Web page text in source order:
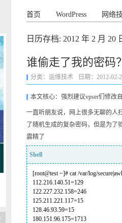
首页 WordPress 网络
日历存档: 2012 年 2 月 20
谁偷走了我的密码
分类： 运维技术 日期：2012-02-
本文核心：强烈建议vpser们修改
一直听朋友说，网上很多无聊的人
了随机生成的复杂密码，但是为
震精了
Shell
[root@test ~]# cat /var/log/
112.216.140.51=129
122.227.232.158=246
125.211.221.117=15
128.46.93.59=15
180.151.96.175=1713